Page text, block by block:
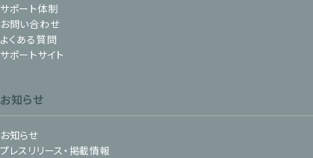
サポート体制
お問い合わせ
よくある質問
サポートサイト
お知らせ
お知らせ
プレスリリース・掲載情報